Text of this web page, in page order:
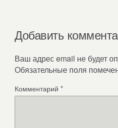
Добавить
Ваш адрес email не будет
Обязательные поля
Комментарий *